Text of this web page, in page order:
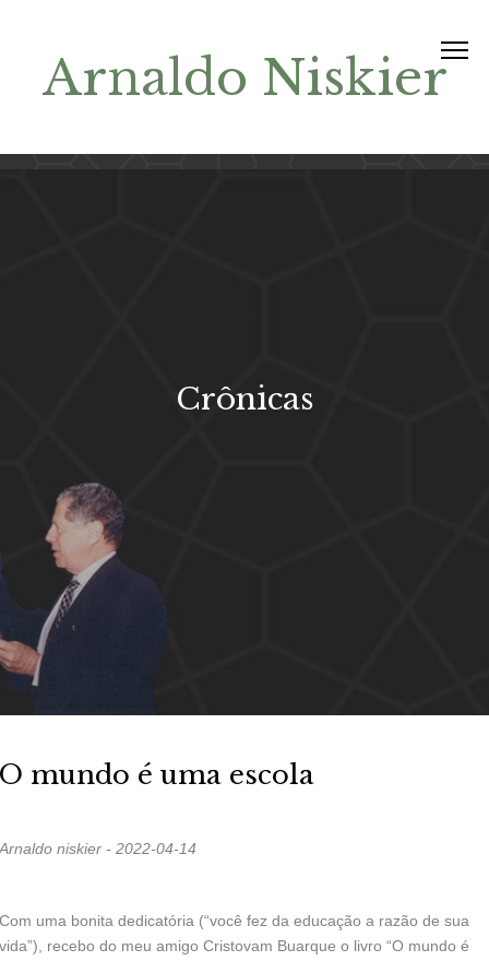
Arnaldo Niskier
Crônicas
O mundo é uma escola
Arnaldo niskier - 2022-04-14
Com uma bonita dedicatória (“você fez da educação a razão de sua
vida”), recebo do meu amigo Cristovam Buarque o livro “O mundo é